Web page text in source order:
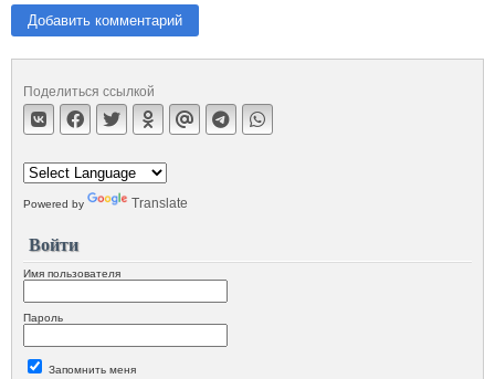
Добавить комментарий
Поделиться ссылкой
Powered by Translate
Войти
Имя пользователя
Пароль
Запомнить меня